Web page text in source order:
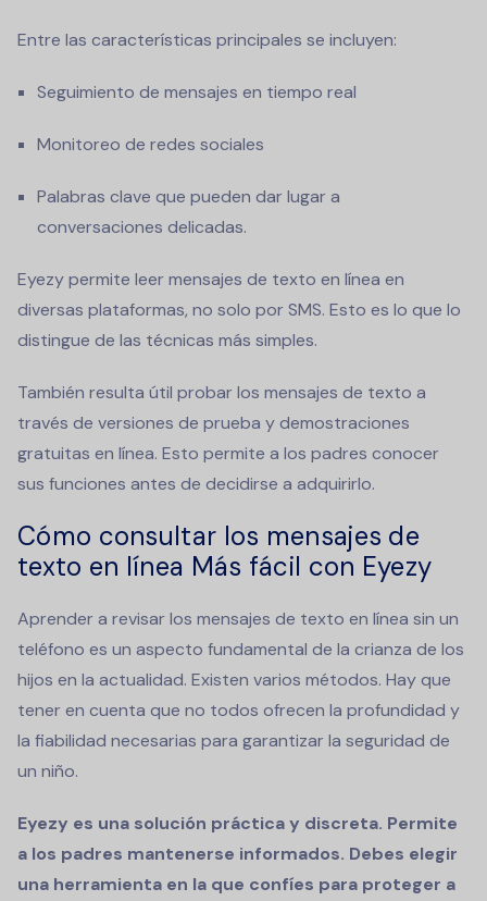
Entre las características principales se incluyen:
Seguimiento de mensajes en tiempo real
Monitoreo de redes sociales
Palabras clave que pueden dar lugar a
conversaciones delicadas.
Eyezy permite leer mensajes de texto en línea en
diversas plataformas, no solo por SMS. Esto es lo que lo
distingue de las técnicas más simples.
También resulta útil probar los mensajes de texto a
través de versiones de prueba y demostraciones
gratuitas en línea. Esto permite a los padres conocer
sus funciones antes de decidirse a adquirirlo.
Cómo consultar los mensajes de
texto en línea Más fácil con Eyezy
Aprender a revisar los mensajes de texto en línea sin un
teléfono es un aspecto fundamental de la crianza de los
hijos en la actualidad. Existen varios métodos. Hay que
tener en cuenta que no todos ofrecen la profundidad y
la fiabilidad necesarias para garantizar la seguridad de
un niño.
Eyezy es una solución práctica y discreta. Permite
a los padres mantenerse informados. Debes elegir
una herramienta en la que confíes para proteger a